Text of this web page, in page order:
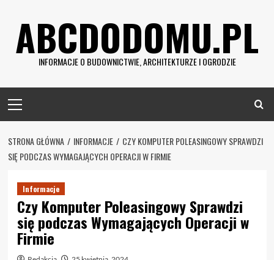
contentABCDODOMU.PL
INFORMACJE O BUDOWNICTWIE, ARCHITEKTURZE I OGRODZIE
Menu
STRONA GŁÓWNA INFORMACJE
CZY KOMPUTER POLEASINGOWY SPRAWDZI
SIĘ PODCZAS WYMAGAJĄCYCH OPERACJI W FIRMIE
Informacje
Czy Komputer Poleasingowy Sprawdzi
się podczas Wymagających Operacji w
Firmie